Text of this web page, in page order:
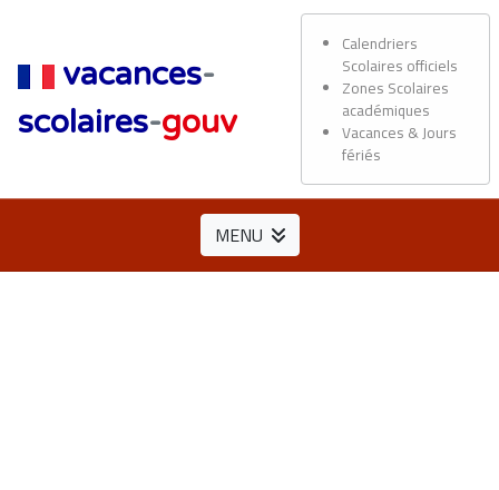
vacances-
scolaires-gouv
Calendriers
Scolaires officiels
Zones Scolaires
académiques
Vacances & Jours
fériés
MENU